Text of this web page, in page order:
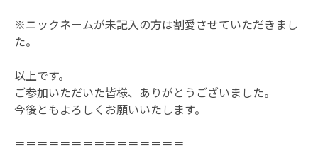
※ニックネームが未記入の方は割愛させていただきまし
た。
以上です。
ご参加いただいた皆様、ありがとうございました。
今後ともよろしくお願いいたします。
＝＝＝＝＝＝＝＝＝＝＝＝＝＝＝